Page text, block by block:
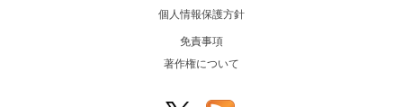
個人情報保護方針
免責事項
著作権について